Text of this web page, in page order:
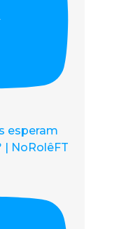
esperam
| NoRolêFT